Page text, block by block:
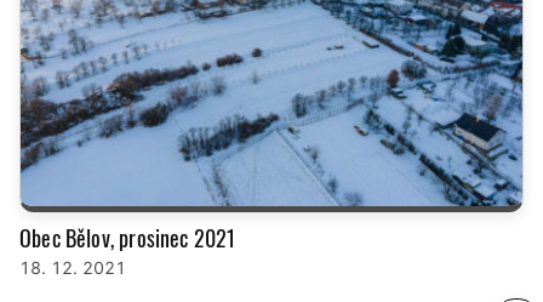
Obec Bělov, prosinec 2021
18. 12. 2021